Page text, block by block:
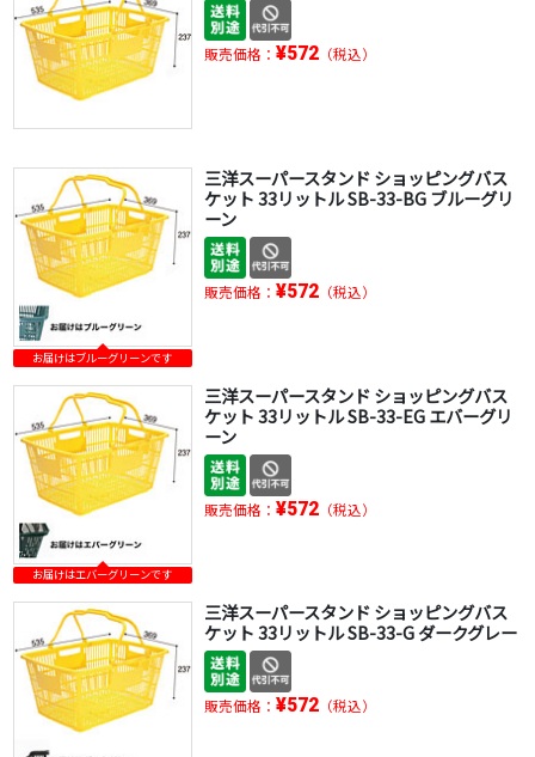
販売価格： ¥572（税込）
お届けはブルーグリーンです
三洋スーパースタンド ショッピングバス
ケット 33リットル SB-33-BG ブルーグリ
ーン
販売価格： ¥572（税込）
お届けはエバーグリーンです
三洋スーパースタンド ショッピングバス
ケット 33リットル SB-33-EG エバーグリ
ーン
販売価格： ¥572（税込）
三洋スーパースタンド ショッピングバス
ケット 33リットル SB-33-G ダークグレー
販売価格： ¥572（税込）